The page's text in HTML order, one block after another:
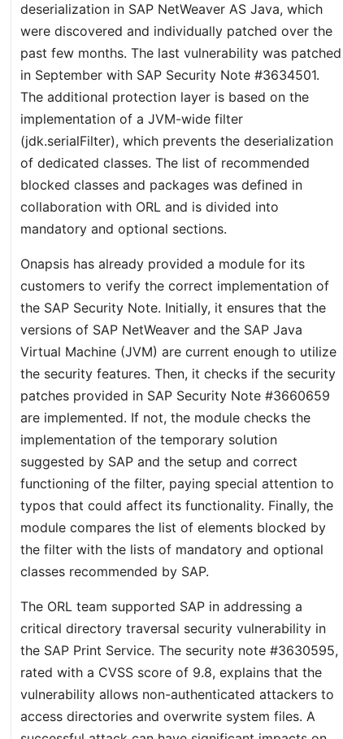
deserialization in SAP NetWeaver AS Java, which
were discovered and individually patched over the
past few months. The last vulnerability was patched
in September with SAP Security Note #3634501.
The additional protection layer is based on the
implementation of a JVM-wide filter
(jdk.serialFilter), which prevents the deserialization
of dedicated classes. The list of recommended
blocked classes and packages was defined in
collaboration with ORL and is divided into
mandatory and optional sections.
Onapsis has already provided a module for its
customers to verify the correct implementation of
the SAP Security Note. Initially, it ensures that the
versions of SAP NetWeaver and the SAP Java
Virtual Machine (JVM) are current enough to utilize
the security features. Then, it checks if the security
patches provided in SAP Security Note #3660659
are implemented. If not, the module checks the
implementation of the temporary solution
suggested by SAP and the setup and correct
functioning of the filter, paying special attention to
typos that could affect its functionality. Finally, the
module compares the list of elements blocked by
the filter with the lists of mandatory and optional
classes recommended by SAP.
The ORL team supported SAP in addressing a
critical directory traversal security vulnerability in
the SAP Print Service. The security note #3630595,
rated with a CVSS score of 9.8, explains that the
vulnerability allows non-authenticated attackers to
access directories and overwrite system files. A